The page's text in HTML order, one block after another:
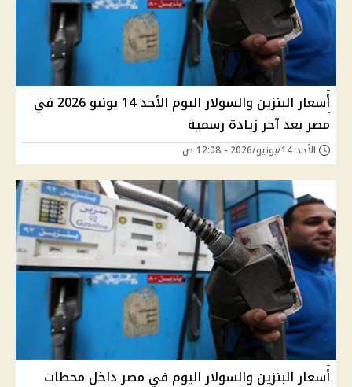
أسعار البنزين والسولار اليوم الأحد 14 يونيو 2026 في
مصر بعد آخر زيادة رسمية
الأحد 14/يونيو/2026 - 12:08 ص
أسعار البنزين والسولار اليوم في مصر داخل محطات